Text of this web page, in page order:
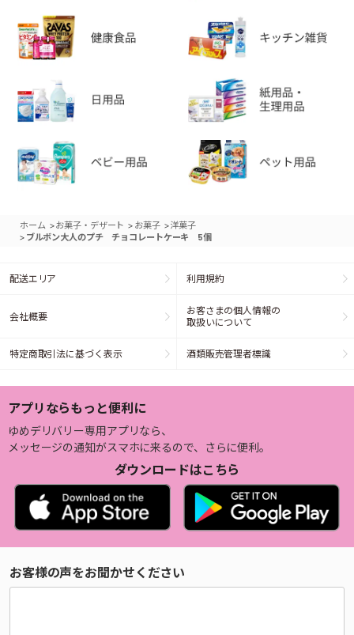
ホーム >お菓子・デザート > お菓子 >洋菓子
> ブルボン大人のプチ チョコレートケーキ 5個
配送エリア 利用規約
会社概要
お客さまの個人情報の
取扱いについて
特定商取引法に基づく表示 酒類販売管理者標識
アプリならもっと便利に
ゆめデリバリー専用アプリなら、
メッセージの通知がスマホに来るので、さらに便利。
ダウンロードはこちら
お客様の声をお聞かせください